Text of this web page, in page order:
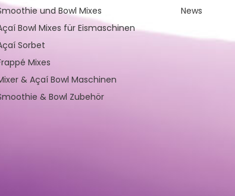
und Bowl Mixes
Bowl Mixes für Eismaschinen
Sorbet
Mixes
& Açaí Bowl Maschinen
& Bowl Zubehör
News